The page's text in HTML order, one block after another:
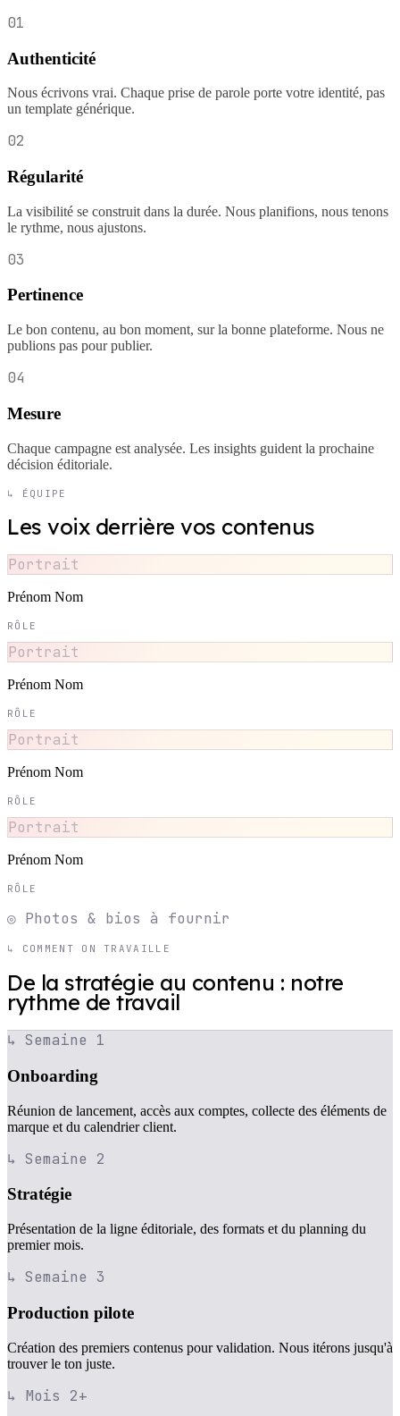
01
Authenticité
Nous écrivons vrai. Chaque prise de parole porte votre identité, pas
un template générique.
02
Régularité
La visibilité se construit dans la durée. Nous planifions, nous tenons
le rythme, nous ajustons.
03
Pertinence
Le bon contenu, au bon moment, sur la bonne plateforme. Nous ne
publions pas pour publier.
04
Mesure
Chaque campagne est analysée. Les insights guident la prochaine
décision éditoriale.
↳ ÉQUIPE
Les voix derrière vos contenus
Portrait
Prénom Nom
RÔLE
Portrait
Prénom Nom
RÔLE
Portrait
Prénom Nom
RÔLE
Portrait
Prénom Nom
RÔLE
◎ Photos & bios à fournir
↳ COMMENT ON TRAVAILLE
De la stratégie au contenu : notre
rythme de travail
↳ Semaine 1
Onboarding
Réunion de lancement, accès aux comptes, collecte des éléments de
marque et du calendrier client.
↳ Semaine 2
Stratégie
Présentation de la ligne éditoriale, des formats et du planning du
premier mois.
↳ Semaine 3
Production pilote
Création des premiers contenus pour validation. Nous itérons jusqu'à
trouver le ton juste.
↳ Mois 2+